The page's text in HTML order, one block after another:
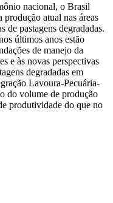
nacional, o Brasil
atual nas áreas
de pastagens degradadas.
últimos anos estão
de manejo da
e às novas perspectivas
degradadas em
Lavoura-Pecuária-
do volume de produção
produtividade do que no